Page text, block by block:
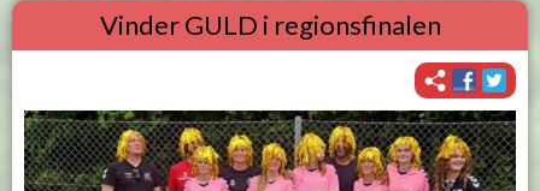
Vinder GULD i regionsfinalen